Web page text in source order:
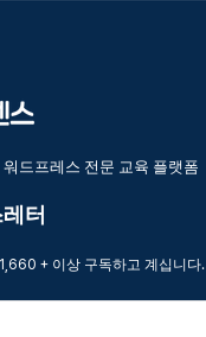
드프레스 전문 교육 플랫폼
터
1,660 + 이상 구독하고 계십니다.